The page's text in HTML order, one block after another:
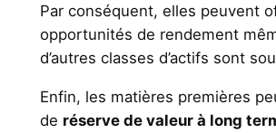
Par conséquent, elles peuvent
opportunités de rendement
d’autres classes d’actifs sont
Enfin, les matières premières
de réserve de valeur à long